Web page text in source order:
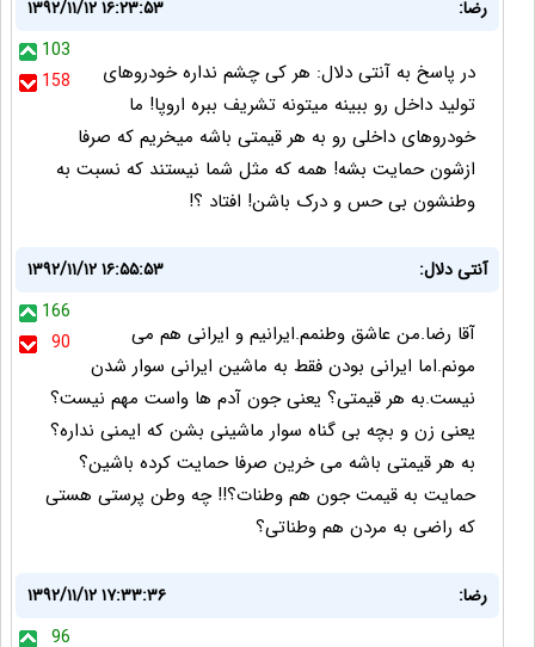
رضا:
۱۳۹۲/۱۱/۱۲ ۱۶:۲۳:۵۳
103
158
در پاسخ به آنتی دلال: هر کی چشم نداره خودروهای
تولید داخل رو ببینه میتونه تشریف ببره اروپا! ما
خودروهای داخلی رو به هر قیمتی باشه میخریم که صرفا
ازشون حمایت بشه! همه که مثل شما نیستند که نسبت به
وطنشون بی حس و درک باشن! افتاد ؟!
آنتی دلال:
۱۳۹۲/۱۱/۱۲ ۱۶:۵۵:۵۳
166
90
آقا رضا.من عاشق وطنمم.ایرانیم و ایرانی هم می
مونم.اما ایرانی بودن فقط به ماشین ایرانی سوار شدن
نیست.به هر قیمتی؟ یعنی جون آدم ها واست مهم نیست؟
یعنی زن و بچه بی گناه سوار ماشینی بشن که ایمنی نداره؟
به هر قیمتی باشه می خرین صرفا حمایت کرده باشین؟
حمایت به قیمت جون هم وطنات؟!! چه وطن پرستی هستی
که راضی به مردن هم وطناتی؟
رضا:
۱۳۹۲/۱۱/۱۲ ۱۷:۳۳:۳۶
96